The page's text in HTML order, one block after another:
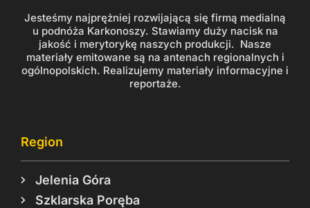
Jesteśmy najprężniej rozwijającą się firmą medialną
u podnóża Karkonoszy. Stawiamy duży nacisk na
jakość i merytorykę naszych produkcji. Nasze
materiały emitowane są na antenach regionalnych i
ogólnopolskich. Realizujemy materiały informacyjne i
reportaże.
Region
Jelenia Góra
Szklarska Poręba